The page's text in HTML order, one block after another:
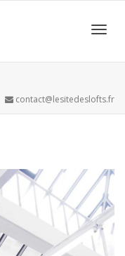
contact@lesitedeslofts.fr